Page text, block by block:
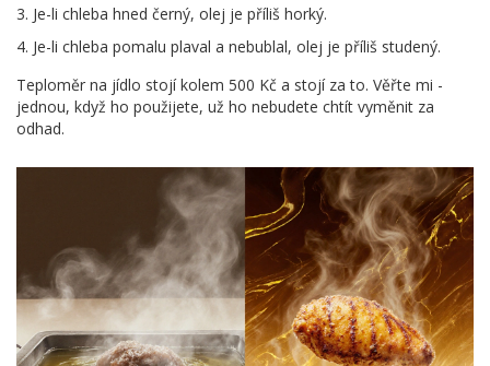
Je-li chleba hned černý, olej je příliš horký.
Je-li chleba pomalu plaval a nebublal, olej je příliš studený.
Teploměr na jídlo stojí kolem 500 Kč a stojí za to. Věřte mi -
jednou, když ho použijete, už ho nebudete chtít vyměnit za
odhad.